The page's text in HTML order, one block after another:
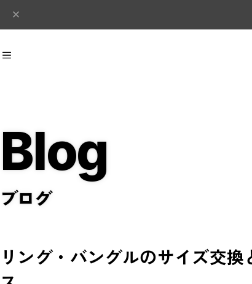
Recommend おすすめキーワード
#シルバー #ピアス
Category
ネックレス
Concordiana Collection
Blog
ブログ
リング・バングルのサイズ交